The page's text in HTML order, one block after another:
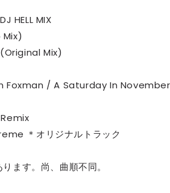
HELL MIX
Mix)
Foxman / A Saturday In
＊オリジナルトラック
ます。尚、曲順不同。